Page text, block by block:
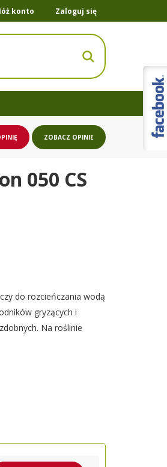
Zaloguj się
konto
ZOBACZ OPINIE
050 CS
do rozcieńczania wodą
gryzących i
Na roślinie